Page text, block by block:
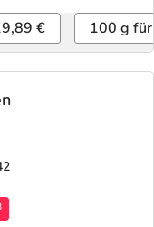
€ 100 g